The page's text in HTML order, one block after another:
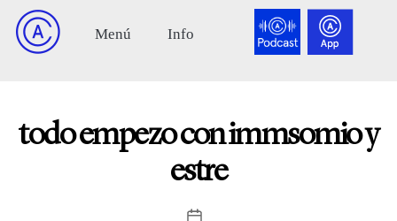
todo empezo con immsomio y
estre